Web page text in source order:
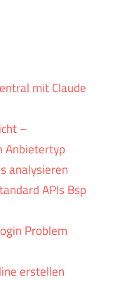
mit Claude
–
Anbietertyp
analysieren
APIs Bsp
Problem
erstellen